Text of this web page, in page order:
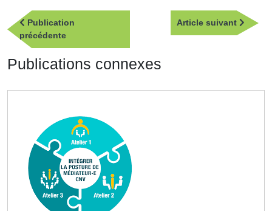
Navigation
de
l’article
Publication
précédentePublication
précédente
Article suivant
Article
Publications connexes